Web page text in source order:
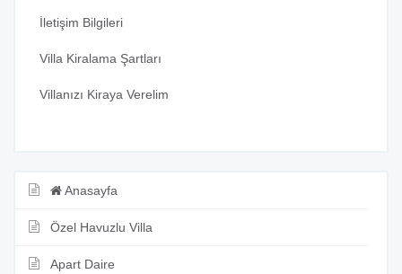
İletişim Bilgileri
Villa Kiralama Şartları
Villanızı Kiraya Verelim
Anasayfa
Özel Havuzlu Villa
Apart Daire